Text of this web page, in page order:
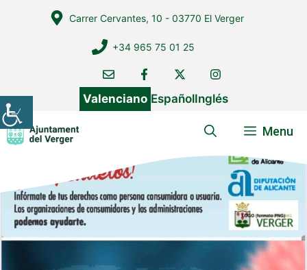
Carrer Cervantes, 10 - 03770 El Verger
+34 965 75 01 25
Valenciano EspañolInglés
Menu